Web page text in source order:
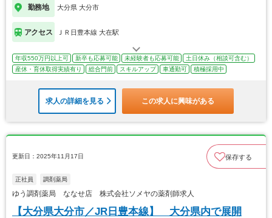
勤務地 大分県 大分市
アクセス ＪＲ日豊本線 大在駅
年収550万円以上可 新卒も応募可能 未経験者も応募可能
土日休み（相談可含む）
産休・育休取得実績有り
総合門前 スキルアップ 車通勤可 積極採用中
求人の詳細を見る この求人に興味がある
更新日：2025年11月17日 保存する
正社員 調剤薬局
ゆう調剤薬局 ななせ店 株式会社ソメヤの薬剤師求人
【大分県大分市／JR日豊本線】 大分県内で展開